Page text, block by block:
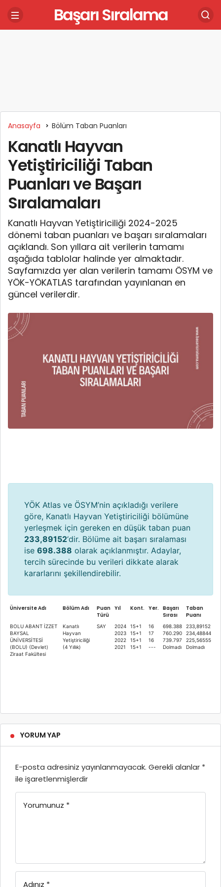
Başarı Sıralama
Anasayfa Bölüm Taban Puanları
Kanatlı Hayvan
Yetiştiriciliği Taban
Puanları ve Başarı
Sıralamaları
Kanatlı Hayvan Yetiştiriciliği 2024-2025
dönemi taban puanları ve başarı sıralamaları
açıklandı. Son yıllara ait verilerin tamamı
aşağıda tablolar halinde yer almaktadır.
Sayfamızda yer alan verilerin tamamı ÖSYM ve
YÖK-YÖKATLAS tarafından yayınlanan en
güncel verilerdir.
YÖK Atlas ve ÖSYM’nin açıkladığı verilere
göre, Kanatlı Hayvan Yetiştiriciliği bölümüne
yerleşmek için gereken en düşük taban puan
233,89152‘dir. Bölüme ait başarı sıralaması
ise 698.388 olarak açıklanmıştır. Adaylar,
tercih sürecinde bu verileri dikkate alarak
kararlarını şekillendirebilir.
Üniversite Adı Bölüm Adı
Puan
Türü
Yıl Kont. Yer. Başarı
Sırası
Taban
Puanı
BOLU ABANT İZZET
BAYSAL
ÜNİVERSİTESİ
(BOLU) (Devlet)
Ziraat Fakültesi
Kanatlı
Hayvan
Yetiştiriciliği
(4 Yıllık)
SAY
2024
2023
2022
2021
15+1
15+1
15+1
15+1
16
17
16
---
698.388
760.290
739.797
Dolmadı
233,89152
234,48844
225,56555
Dolmadı
YORUM YAP
E-posta adresiniz yayınlanmayacak. Gerekli alanlar *
ile işaretlenmişlerdir
Yorumunuz *
Adınız *